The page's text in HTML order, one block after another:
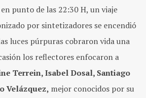
punto de las 22:30 H, un viaje
por sintetizadores se encendió
luces púrpuras cobraron vida una
los reflectores enfocaron a
Terrein, Isabel Dosal, Santiago
Velázquez, mejor conocidos por su